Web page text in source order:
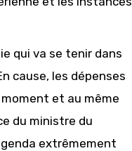
qui va se tenir dans
cause, les dépenses
et au même
du ministre du
extrêmement